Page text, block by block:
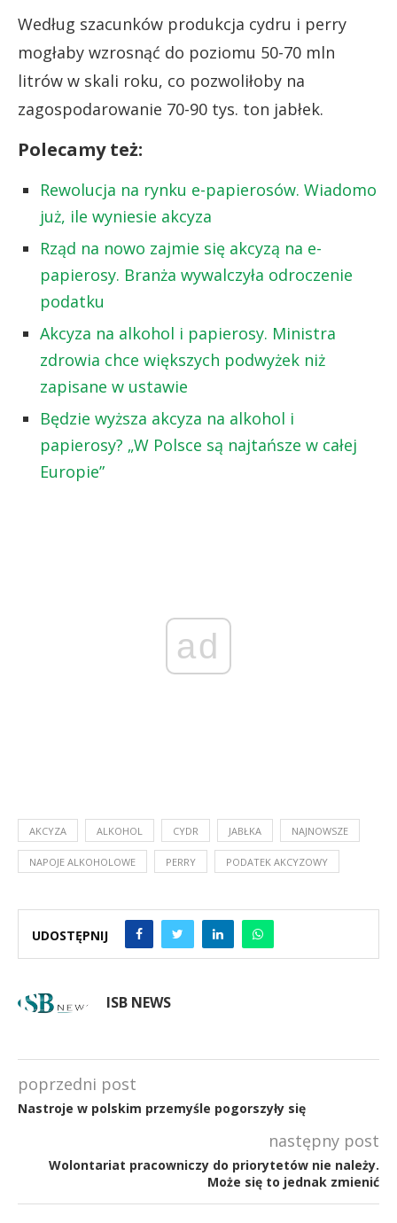
Według szacunków produkcja cydru i perry
mogłaby wzrosnąć do poziomu 50-70 mln
litrów w skali roku, co pozwoliłoby na
zagospodarowanie 70-90 tys. ton jabłek.
Polecamy też:
Rewolucja na rynku e-papierosów. Wiadomo
już, ile wyniesie akcyza
Rząd na nowo zajmie się akcyzą na e-
papierosy. Branża wywalczyła odroczenie
podatku
Akcyza na alkohol i papierosy. Ministra
zdrowia chce większych podwyżek niż
zapisane w ustawie
Będzie wyższa akcyza na alkohol i
papierosy? „W Polsce są najtańsze w całej
Europie”
ad
AKCYZA ALKOHOL CYDR JABŁKA NAJNOWSZE
NAPOJE ALKOHOLOWE PERRY PODATEK AKCYZOWY
UDOSTĘPNIJ
ISB NEWS
poprzedni post
Nastroje w polskim przemyśle pogorszyły się
następny post
Wolontariat pracowniczy do priorytetów nie należy.
Może się to jednak zmienić